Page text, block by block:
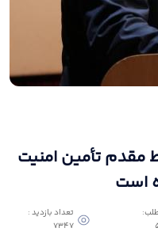
مقدم تأمین امنیت
است
تعداد بازدید :
7347